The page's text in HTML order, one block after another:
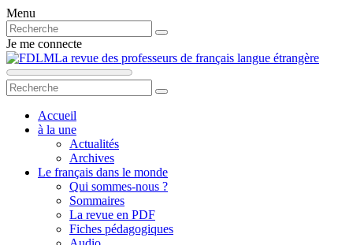
Menu
Je me connecte
La revue des professeurs de français langue étrangère
Accueil
à la une
Actualités
Archives
Le français dans le monde
Qui sommes-nous ?
Sommaires
La revue en PDF
Fiches pédagogiques